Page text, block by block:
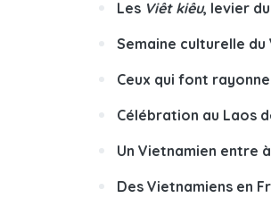
Les Viêt kiêu, levier
Semaine culturelle du
Ceux qui font
Célébration au Laos
Un Vietnamien entre
Des Vietnamiens en